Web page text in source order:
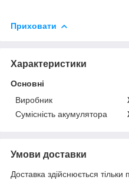
Приховати
Характеристики
Основні
Виробник
Сумісність акумулятора
Умови доставки
Доставка здійснюється тільки